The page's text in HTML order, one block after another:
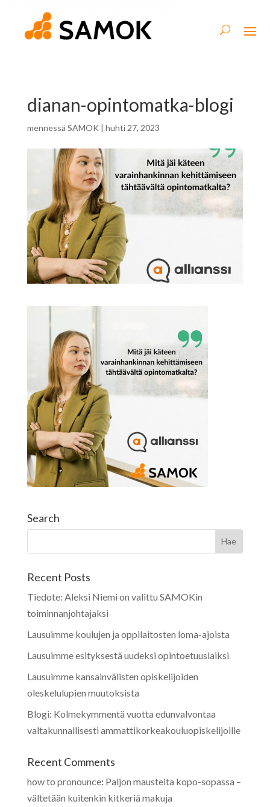
dianan-opintomatka-blogi
mennessä SAMOK | huhti 27, 2023
Search
Recent Posts
Tiedote: Aleksi Niemi on valittu SAMOKin
toiminnanjohtajaksi
Lausuimme koulujen ja oppilaitosten loma-ajoista
Lausuimme esityksestä uudeksi opintoetuuslaiksi
Lausuimme kansainvälisten opiskelijoiden
oleskelulupien muutoksista
Blogi: Kolmekymmentä vuotta edunvalvontaa
valtakunnallisesti ammattikorkeakouluopiskelijoille
Recent Comments
how to pronounce: Paljon mausteita kopo-sopassa –
vältetään kuitenkin kitkeriä makuja